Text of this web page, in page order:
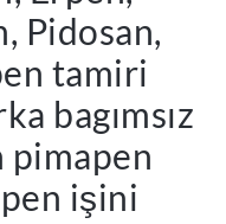
Pidosan,
tamiri
bagımsız
pimapen
işini